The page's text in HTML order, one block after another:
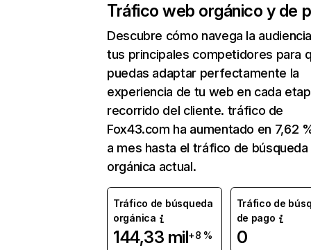
Tráfico web orgánico y de
Descubre cómo navega la
tus principales competidores para
puedas adaptar perfectamente la
experiencia de tu web en cada
recorrido del cliente. tráfico de
Fox43.com ha aumentado en 7,62
a mes hasta el tráfico de búsqueda
orgánica actual.
Tráfico de búsqueda
orgánica
144,33 mil+8 %
Tráfico de
de pago
0